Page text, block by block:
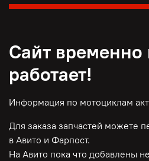
Сайт временно
работает!
Информация по мотоциклам
Для заказа запчастей можете
в Авито и Фарпост.
На Авито пока что добавлены